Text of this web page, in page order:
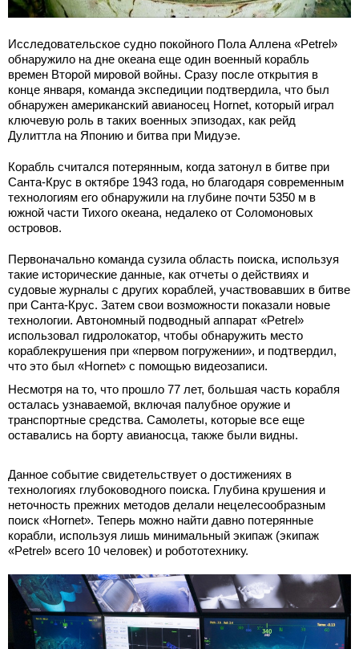
Исследовательское судно покойного Пола Аллена «Petrel»
обнаружило на дне океана еще один военный корабль
времен Второй мировой войны. Сразу после открытия в
конце января, команда экспедиции подтвердила, что был
обнаружен американский авианосец Hornet, который играл
ключевую роль в таких военных эпизодах, как рейд
Дулиттла на Японию и битва при Мидуэе.
Корабль считался потерянным, когда затонул в битве при
Санта-Крус в октябре 1943 года, но благодаря современным
технологиям его обнаружили на глубине почти 5350 м в
южной части Тихого океана, недалеко от Соломоновых
островов.
Первоначально команда сузила область поиска, используя
такие исторические данные, как отчеты о действиях и
судовые журналы с других кораблей, участвовавших в битве
при Санта-Крус. Затем свои возможности показали новые
технологии. Автономный подводный аппарат «Petrel»
использовал гидролокатор, чтобы обнаружить место
кораблекрушения при «первом погружении», и подтвердил,
что это был «Hornet» с помощью видеозаписи.
Несмотря на то, что прошло 77 лет, большая часть корабля
осталась узнаваемой, включая палубное оружие и
транспортные средства. Самолеты, которые все еще
оставались на борту авианосца, также были видны.
Данное событие свидетельствует о достижениях в
технологиях глубоководного поиска. Глубина крушения и
неточность прежних методов делали нецелесообразным
поиск «Hornet». Теперь можно найти давно потерянные
корабли, используя лишь минимальный экипаж (экипаж
«Petrel» всего 10 человек) и робототехнику.